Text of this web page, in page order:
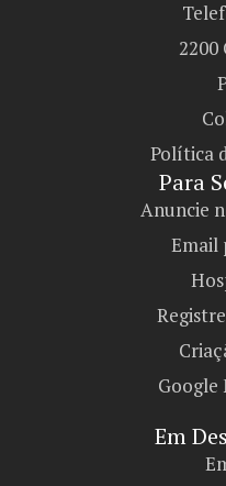
2200
Política
Para
Anuncie
Email
Google
Em